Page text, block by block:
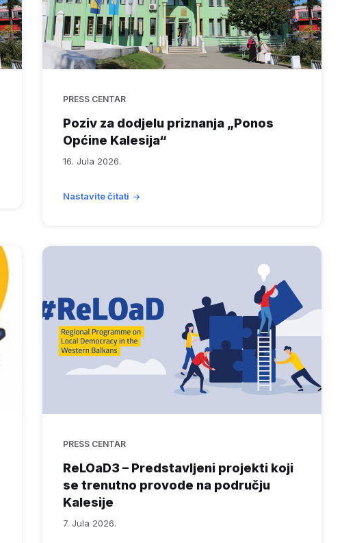
PRESS CENTAR
Poziv za dodjelu priznanja „Ponos
Općine Kalesija“
16. Jula 2026.
Nastavite čitati
PRESS CENTAR
ReLOaD3 – Predstavljeni projekti koji
se trenutno provode na području
Kalesije
7. Jula 2026.